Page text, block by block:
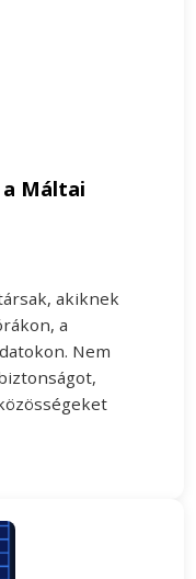
Máltai
akiknek
a
Nem